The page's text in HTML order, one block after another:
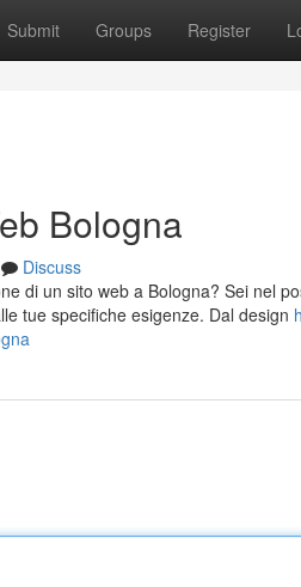
Submit Groups Register
Bologna
Discuss
di un sito web a Bologna? Sei nel
tue specifiche esigenze. Dal design